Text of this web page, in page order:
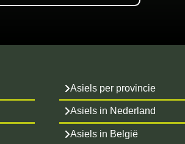
Asiels per provincie
Asiels in Nederland
Asiels in België